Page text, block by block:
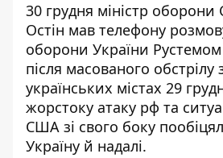
30 грудня міністр
Остін мав телефону
оборони України
після масованого обстрілу
українських містах 29
жорстоку атаку рф та
США зі свого боку
Україну й надалі.